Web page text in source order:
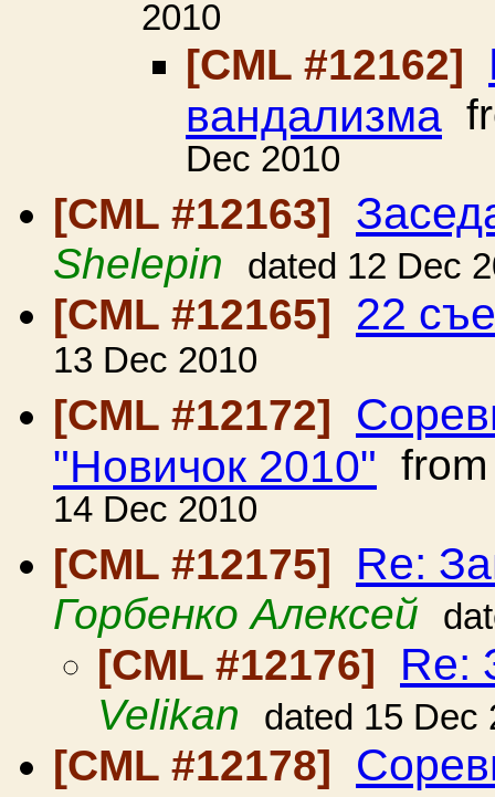
2010
[CML #12162]
вандализма
Dec 2010
[CML #12163]
Shelepin dated 12 Dec
[CML #12165] 22
13 Dec 2010
[CML #12172]
"Новичок 2010"
14 Dec 2010
[CML #12175]
Re:
Горбенко Алексей
[CML #12176] Re:
Velikan dated 15 Dec
[CML #12178]